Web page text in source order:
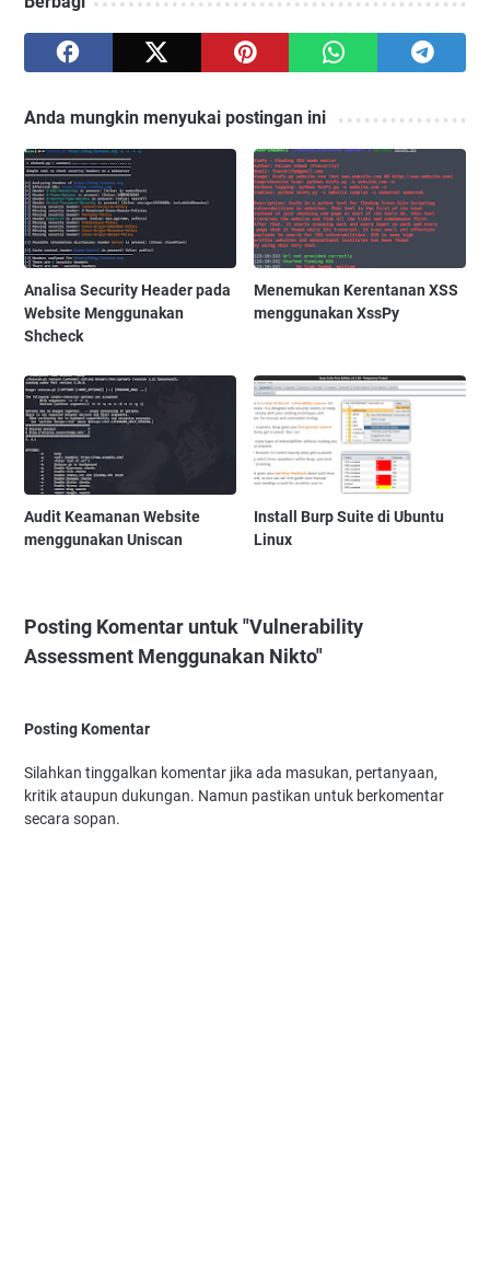
Anda mungkin menyukai postingan ini
Analisa Security Header pada
Website Menggunakan
Shcheck
Menemukan Kerentanan XSS
menggunakan XssPy
Audit Keamanan Website
menggunakan Uniscan
Install Burp Suite di Ubuntu
Linux
Posting Komentar untuk "Vulnerability
Assessment Menggunakan Nikto"
Posting Komentar
Silahkan tinggalkan komentar jika ada masukan, pertanyaan,
kritik ataupun dukungan. Namun pastikan untuk berkomentar
secara sopan.